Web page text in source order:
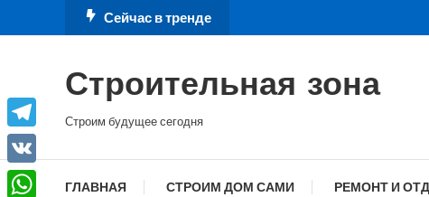
к
Сейчас в тренде
Строительная зона
Строим будущее сегодня
ГЛАВНАЯ СТРОИМ ДОМ САМИ РЕМОНТ И
Telegram
VK